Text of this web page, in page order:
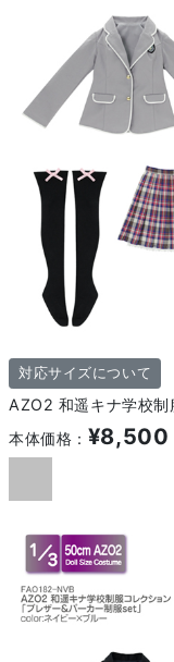
対応サイズについて
本体価格： ¥8,500